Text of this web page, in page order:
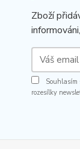
Zboží
Souhlasím
rozesílky